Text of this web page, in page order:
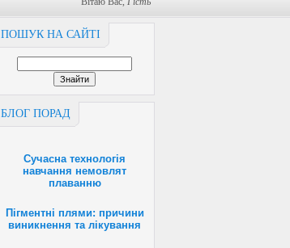
ПОШУК НА САЙТІ
БЛОГ ПОРАД
Сучасна технологія
навчання немовлят
плаванню
Пігментні плями: причини
виникнення та лікування